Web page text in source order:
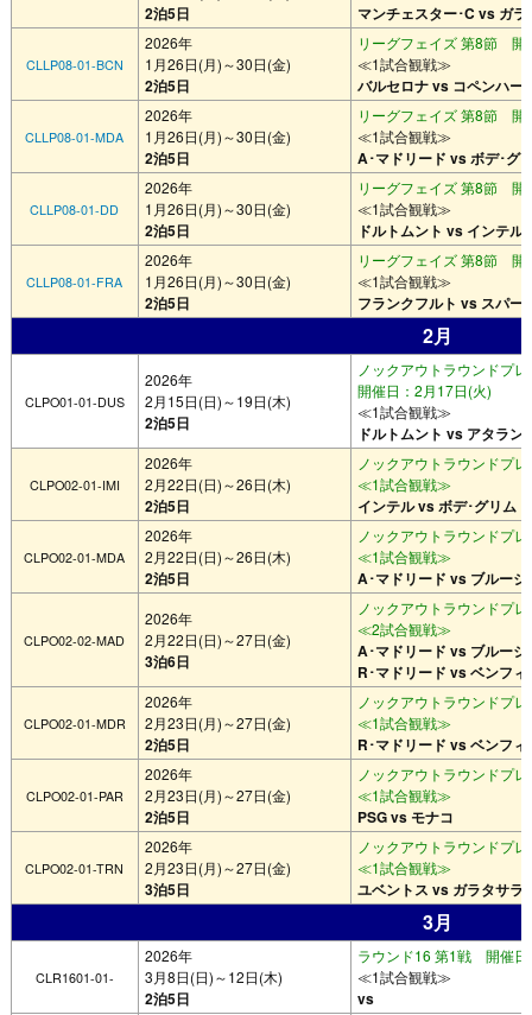
2泊5日 マンチェスター･C vs ガラ
CLLP08-01-BCN
2026年
1月26日(月)～30日(金)
2泊5日
リーグフェイズ 第8節 開
≪1試合観戦≫
バルセロナ vs コペンハー
CLLP08-01-MDA
2026年
1月26日(月)～30日(金)
2泊5日
リーグフェイズ 第8節 開
≪1試合観戦≫
A･マドリード vs ボデ･グ
CLLP08-01-DD
2026年
1月26日(月)～30日(金)
2泊5日
リーグフェイズ 第8節 開
≪1試合観戦≫
ドルトムント vs インテル
CLLP08-01-FRA
2026年
1月26日(月)～30日(金)
2泊5日
リーグフェイズ 第8節 開
≪1試合観戦≫
フランクフルト vs スパー
2月
CLPO01-01-DUS
2026年
2月15日(日)～19日(木)
2泊5日
ノックアウトラウンドプ
開催日：2月17日(火)
≪1試合観戦≫
ドルトムント vs アタラン
CLPO02-01-IMI
2026年
2月22日(日)～26日(木)
2泊5日
ノックアウトラウンドプ
≪1試合観戦≫
インテル vs ボデ･グリムト
CLPO02-01-MDA
2026年
2月22日(日)～26日(木)
2泊5日
ノックアウトラウンドプ
≪1試合観戦≫
A･マドリード vs ブルージ
CLPO02-02-MAD
2026年
2月22日(日)～27日(金)
3泊6日
ノックアウトラウンドプ
≪2試合観戦≫
A･マドリード vs ブルージ
R･マドリード vs ベンフィ
CLPO02-01-MDR
2026年
2月23日(月)～27日(金)
2泊5日
ノックアウトラウンドプ
≪1試合観戦≫
R･マドリード vs ベンフィ
CLPO02-01-PAR
2026年
2月23日(月)～27日(金)
2泊5日
ノックアウトラウンドプ
≪1試合観戦≫
PSG vs モナコ
CLPO02-01-TRN
2026年
2月23日(月)～27日(金)
3泊5日
ノックアウトラウンドプ
≪1試合観戦≫
ユベントス vs ガラタサラ
3月
CLR1601-01-
2026年
3月8日(日)～12日(木)
2泊5日
ラウンド16 第1戦 開催日
≪1試合観戦≫
vs